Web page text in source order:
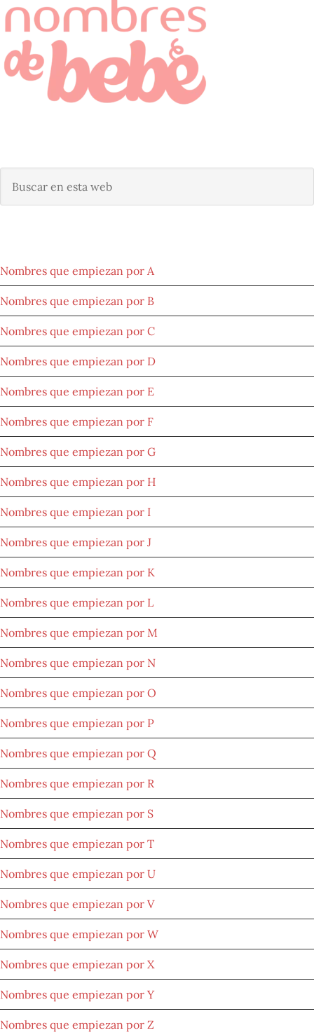
Nombres que empiezan por A
Nombres que empiezan por B
Nombres que empiezan por C
Nombres que empiezan por D
Nombres que empiezan por E
Nombres que empiezan por F
Nombres que empiezan por G
Nombres que empiezan por H
Nombres que empiezan por I
Nombres que empiezan por J
Nombres que empiezan por K
Nombres que empiezan por L
Nombres que empiezan por M
Nombres que empiezan por N
Nombres que empiezan por O
Nombres que empiezan por P
Nombres que empiezan por Q
Nombres que empiezan por R
Nombres que empiezan por S
Nombres que empiezan por T
Nombres que empiezan por U
Nombres que empiezan por V
Nombres que empiezan por W
Nombres que empiezan por X
Nombres que empiezan por Y
Nombres que empiezan por Z